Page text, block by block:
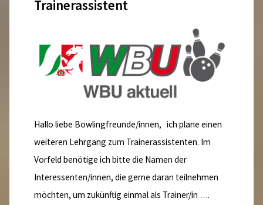
Trainerassistent
Hallo liebe Bowlingfreunde/innen, ich plane einen
weiteren Lehrgang zum Trainerassistenten. Im
Vorfeld benötige ich bitte die Namen der
Interessenten/innen, die gerne daran teilnehmen
möchten, um zukünftig einmal als Trainer/in ….